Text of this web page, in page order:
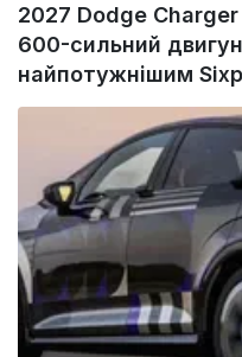
2027 Dodge
600-сильний двигун
найпотужнішим